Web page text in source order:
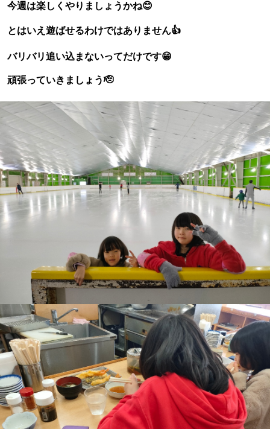
今週は楽しくやりましょうかね😊
とはいえ遊ばせるわけではありません👍
バリバリ追い込まないってだけです😁
頑張っていきましょう🫡